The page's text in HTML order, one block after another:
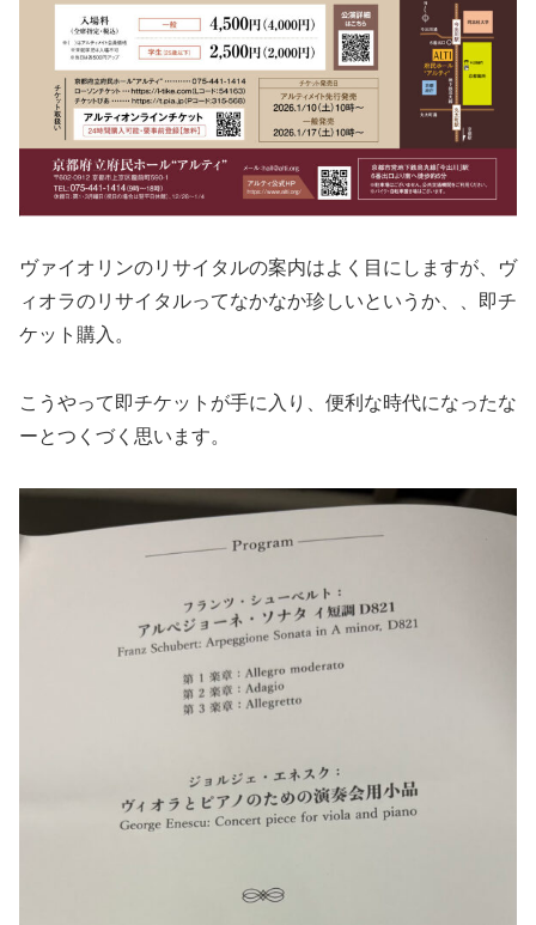
ヴァイオリンのリサイタルの案内はよく目にしますが、ヴ
ィオラのリサイタルってなかなか珍しいというか、、即チ
ケット購入。
こうやって即チケットが手に入り、便利な時代になったな
ーとつくづく思います。